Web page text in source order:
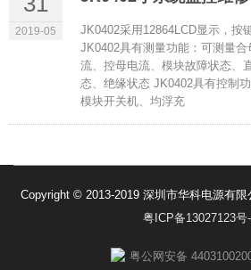
2019-05
JK0402采用12864LCD显示，按
JK0402具有测量功能：可测量
流、控母电流、模块故障状态、
态、绝缘状态 JK0402具有控制
模块开关机、均浮充
Copyright © 2013-2019 深圳市华科电源有
粤ICP备13027123号
粤公网安备